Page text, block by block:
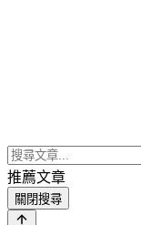
推薦文章
關閉搜尋